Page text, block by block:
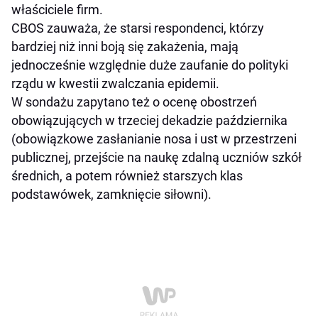
właściciele firm.
CBOS zauważa, że starsi respondenci, którzy
bardziej niż inni boją się zakażenia, mają
jednocześnie względnie duże zaufanie do polityki
rządu w kwestii zwalczania epidemii.
W sondażu zapytano też o ocenę obostrzeń
obowiązujących w trzeciej dekadzie października
(obowiązkowe zasłanianie nosa i ust w przestrzeni
publicznej, przejście na naukę zdalną uczniów szkół
średnich, a potem również starszych klas
podstawówek, zamknięcie siłowni).